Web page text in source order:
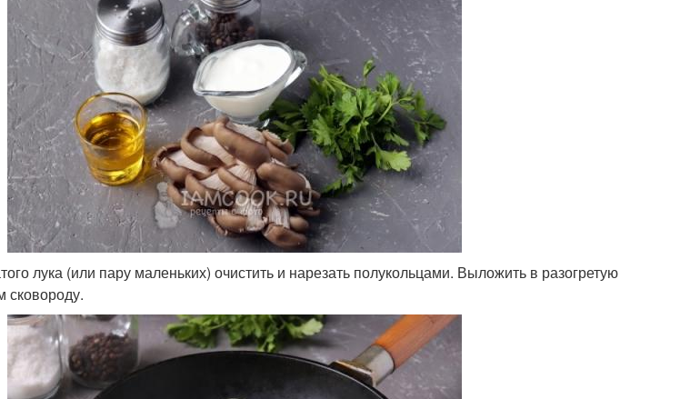
лука (или пару маленьких) очистить и нарезать полукольцами. Выложить в разогретую
сковороду.